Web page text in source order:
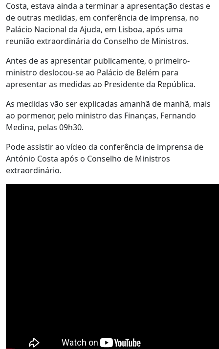
Costa, estava ainda a terminar a apresentação destas e
de outras medidas, em conferência de imprensa, no
Palácio Nacional da Ajuda, em Lisboa, após uma
reunião extraordinária do Conselho de Ministros.
Antes de as apresentar publicamente, o primeiro-
ministro deslocou-se ao Palácio de Belém para
apresentar as medidas ao Presidente da República.
As medidas vão ser explicadas amanhã de manhã, mais
ao pormenor, pelo ministro das Finanças, Fernando
Medina, pelas 09h30.
Pode assistir ao vídeo da conferência de imprensa de
António Costa após o Conselho de Ministros
extraordinário.